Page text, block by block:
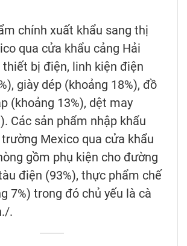
chính xuất khẩu sang thị
qua cửa khẩu cảng Hải
thiết bị điện, linh kiện điện
giày dép (khoảng 18%), đồ
(khoảng 13%), dệt may
Các sản phẩm nhập khẩu
Mexico qua cửa khẩu
gồm phụ kiện cho đường
điện (93%), thực phẩm chế
7%) trong đó chủ yếu là cà
.